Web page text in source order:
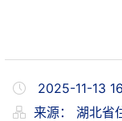
2025-11-13
来源： 湖北省